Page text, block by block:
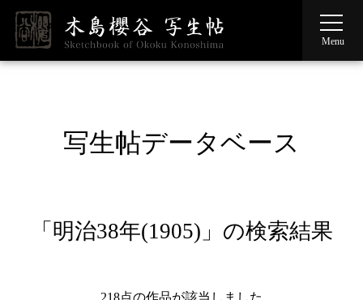
写生帖データベース
「明治38年(1905)」の検索結果
218点の作品が該当しました